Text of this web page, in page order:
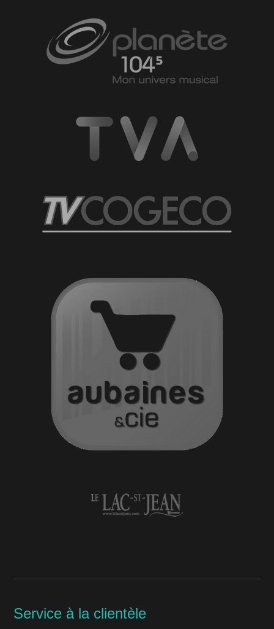
Service à la clientèle